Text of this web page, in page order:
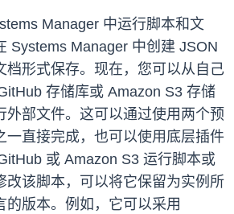
Manager 中运行脚本和文
Systems Manager 中创建 JSON
档形式保存。现在，您可以从自己
存储库或 Amazon S3 存储
外部文件。这可以通过使用两个预
一直接完成，也可以使用底层插件
或 Amazon S3 运行脚本或
改该脚本，可以将它保留为实例所
的版本。例如，它可以采用